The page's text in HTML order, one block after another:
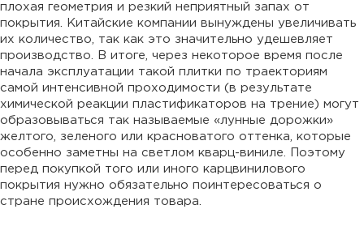
плохая геометрия и резкий неприятный запах от
покрытия. Китайские компании вынуждены увеличивать
их количество, так как это значительно удешевляет
производство. В итоге, через некоторое время после
начала эксплуатации такой плитки по траекториям
самой интенсивной проходимости (в результате
химической реакции пластификаторов на трение) могут
образовываться так называемые «лунные дорожки»
желтого, зеленого или красноватого оттенка, которые
особенно заметны на светлом кварц-виниле. Поэтому
перед покупкой того или иного карцвинилового
покрытия нужно обязательно поинтересоваться о
стране происхождения товара.